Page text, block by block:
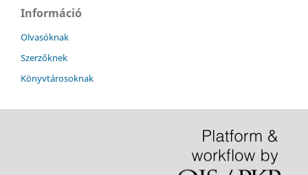
Információ
Olvasóknak
Szerzőknek
Könyvtárosoknak